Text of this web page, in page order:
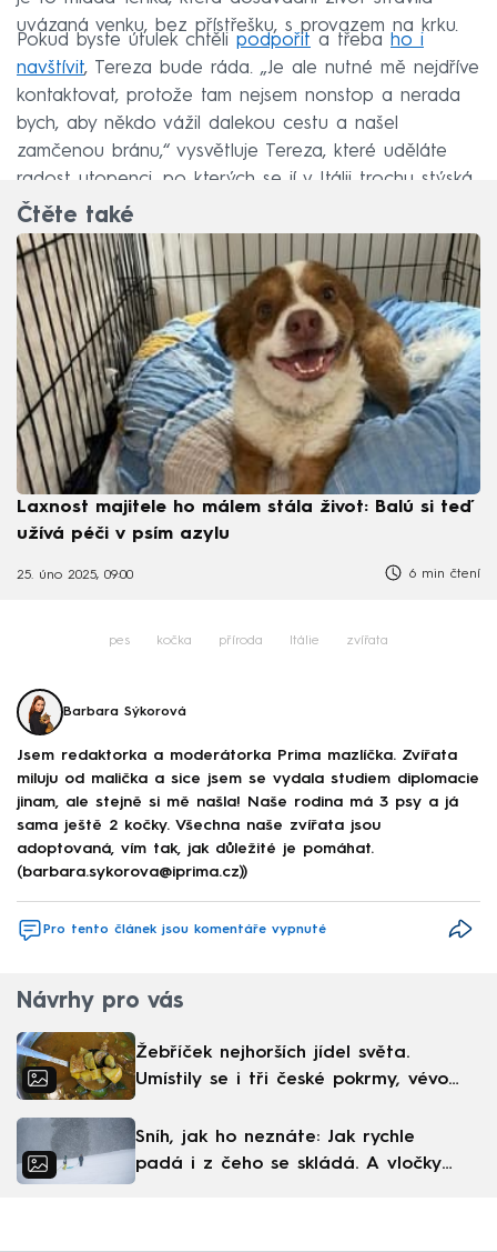
uvázaná venku, bez přístřešku, s provazem na krku.
Pokud byste útulek chtěli podpořit a třeba ho i
navštívit, Tereza bude ráda. „Je ale nutné mě nejdříve
kontaktovat, protože tam nejsem nonstop a nerada
bych, aby někdo vážil dalekou cestu a našel
zamčenou bránu,“ vysvětluje Tereza, které uděláte
radost utopenci, po kterých se jí v Itálii trochu stýská.
Čtěte také
Laxnost majitele ho málem stála život: Balú si teď
užívá péči v psím azylu
25. úno 2025, 09:00 6 min čtení
pes kočka příroda Itálie zvířata
Barbara Sýkorová
Jsem redaktorka a moderátorka Prima mazlíčka. Zvířata
miluju od malička a sice jsem se vydala studiem diplomacie
jinam, ale stejně si mě našla! Naše rodina má 3 psy a já
sama ještě 2 kočky. Všechna naše zvířata jsou
adoptovaná, vím tak, jak důležité je pomáhat.
(barbara.sykorova@iprima.cz))
Pro tento článek jsou komentáře vypnuté
Návrhy pro vás
Žebříček nejhorších jídel světa.
Umístily se i tři české pokrmy, vévodí
Sníh, jak ho neznáte: Jak rychle
padá i z čeho se skládá. A vločky